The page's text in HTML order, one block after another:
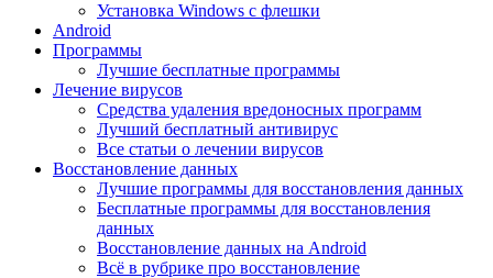
Установка Windows с флешки
Android
Программы
Лучшие бесплатные программы
Лечение вирусов
Средства удаления вредоносных программ
Лучший бесплатный антивирус
Все статьи о лечении вирусов
Восстановление данных
Лучшие программы для восстановления данных
Бесплатные программы для восстановления
данных
Восстановление данных на Android
Всё в рубрике про восстановление